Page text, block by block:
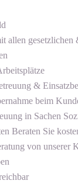
allen gesetzlichen
&
beim
in Sachen
Beraten Sie
von unserer